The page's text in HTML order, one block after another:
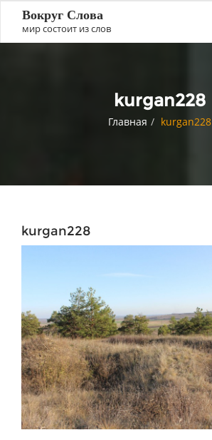
Вокруг Слова
мир состоит из слов
kurgan228
Главная kurgan228
kurgan228